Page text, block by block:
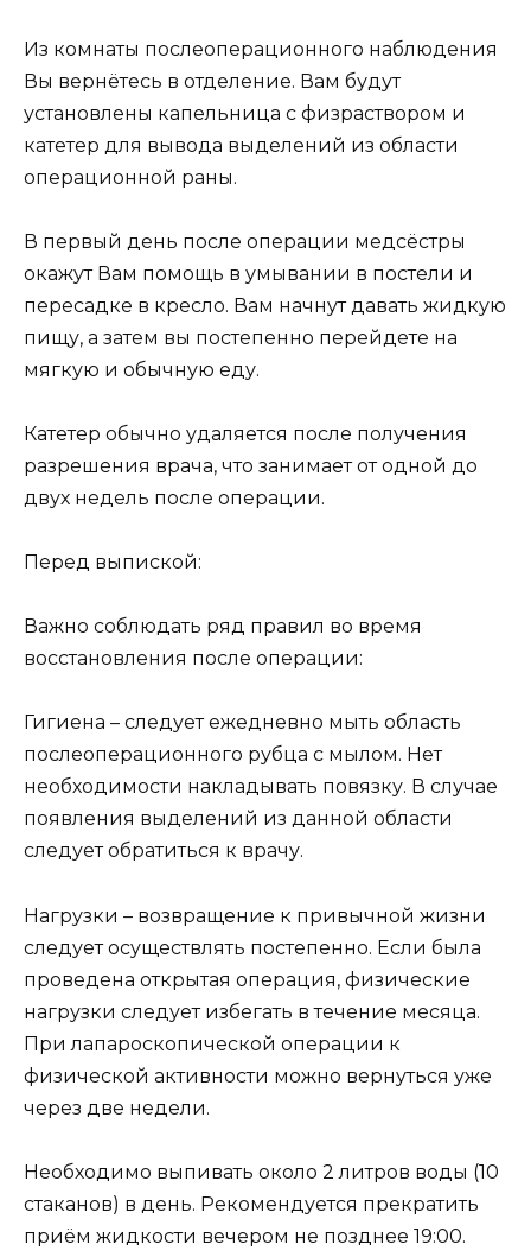
Из комнаты послеоперационного наблюдения
Вы вернётесь в отделение. Вам будут
установлены капельница с физраствором и
катетер для вывода выделений из области
операционной раны.
В первый день после операции медсёстры
окажут Вам помощь в умывании в постели и
пересадке в кресло. Вам начнут давать жидкую
пищу, а затем вы постепенно перейдете на
мягкую и обычную еду.
Катетер обычно удаляется после получения
разрешения врача, что занимает от одной до
двух недель после операции.
Перед выпиской:
Важно соблюдать ряд правил во время
восстановления после операции:
Гигиена – следует ежедневно мыть область
послеоперационного рубца с мылом. Нет
необходимости накладывать повязку. В случае
появления выделений из данной области
следует обратиться к врачу.
Нагрузки – возвращение к привычной жизни
следует осуществлять постепенно. Если была
проведена открытая операция, физические
нагрузки следует избегать в течение месяца.
При лапароскопической операции к
физической активности можно вернуться уже
через две недели.
Необходимо выпивать около 2 литров воды (10
стаканов) в день. Рекомендуется прекратить
приём жидкости вечером не позднее 19:00.